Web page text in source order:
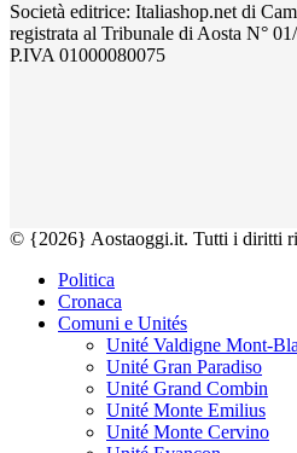
Società editrice: Italiashop.net di
registrata al Tribunale di Aosta N°
P.IVA 01000080075
© {2026} Aostaoggi.it. Tutti i diritti
Politica
Cronaca
Comuni e Unités
Unité Valdigne Mont-
Unité Gran Paradiso
Unité Grand Combin
Unité Monte Emilius
Unité Monte Cervino